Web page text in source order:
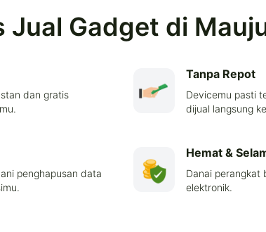
Jual Gadget di
dan gratis
Tanpa Repot
Devicemu pasti
dijual langsung
penghapusan data
Hemat &
Danai perangkat
elektronik.